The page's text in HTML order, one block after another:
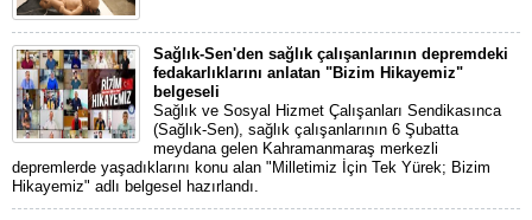
Sağlık-Sen'den sağlık çalışanlarının depremdeki
fedakarlıklarını anlatan "Bizim Hikayemiz"
belgeseli
Sağlık ve Sosyal Hizmet Çalışanları Sendikasınca
(Sağlık-Sen), sağlık çalışanlarının 6 Şubatta
meydana gelen Kahramanmaraş merkezli
depremlerde yaşadıklarını konu alan "Milletimiz İçin Tek Yürek; Bizim
Hikayemiz" adlı belgesel hazırlandı.